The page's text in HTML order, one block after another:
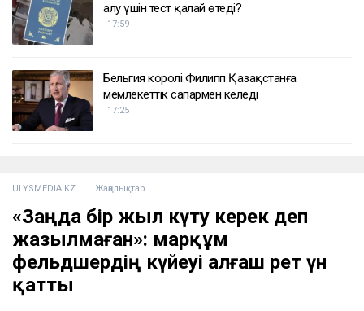
алу үшін тест қалай өтеді?
17:59
Бельгия королі Филипп Қазақстанға
мемлекеттік сапармен келеді
17:25
ULYSMEDIA.KZ Жаңалықтар
«Заңда бір жыл күту керек деп
жазылмаған»: марқұм
фельдшердің күйеуі алғаш рет үн
қатты